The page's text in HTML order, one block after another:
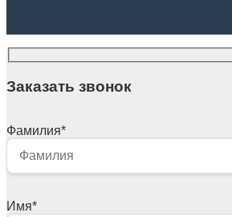
Заказать звонок
Фамилия*
Имя*